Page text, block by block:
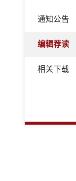
通知公告
编辑荐读
相关下载